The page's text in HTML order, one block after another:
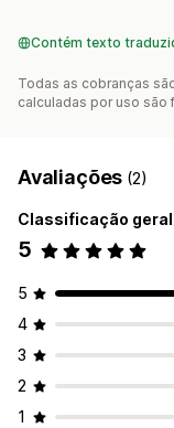
Contém texto
Todas as cobranças
calculadas por uso são
Avaliações (2)
Classificação geral
5
5
4
3
2
1